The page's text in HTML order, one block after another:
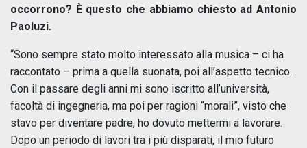
occorrono? È questo che abbiamo chiesto ad Antonio
Paoluzi.
“Sono sempre stato molto interessato alla musica – ci ha
raccontato – prima a quella suonata, poi all’aspetto tecnico.
Con il passare degli anni mi sono iscritto all’università,
facoltà di ingegneria, ma poi per ragioni “morali”, visto che
stavo per diventare padre, ho dovuto mettermi a lavorare.
Dopo un periodo di lavori tra i più disparati, il mio futuro